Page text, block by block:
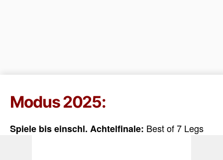
Modus 2025:
Spiele bis einschl. Achtelfinale: Best of 7 Legs